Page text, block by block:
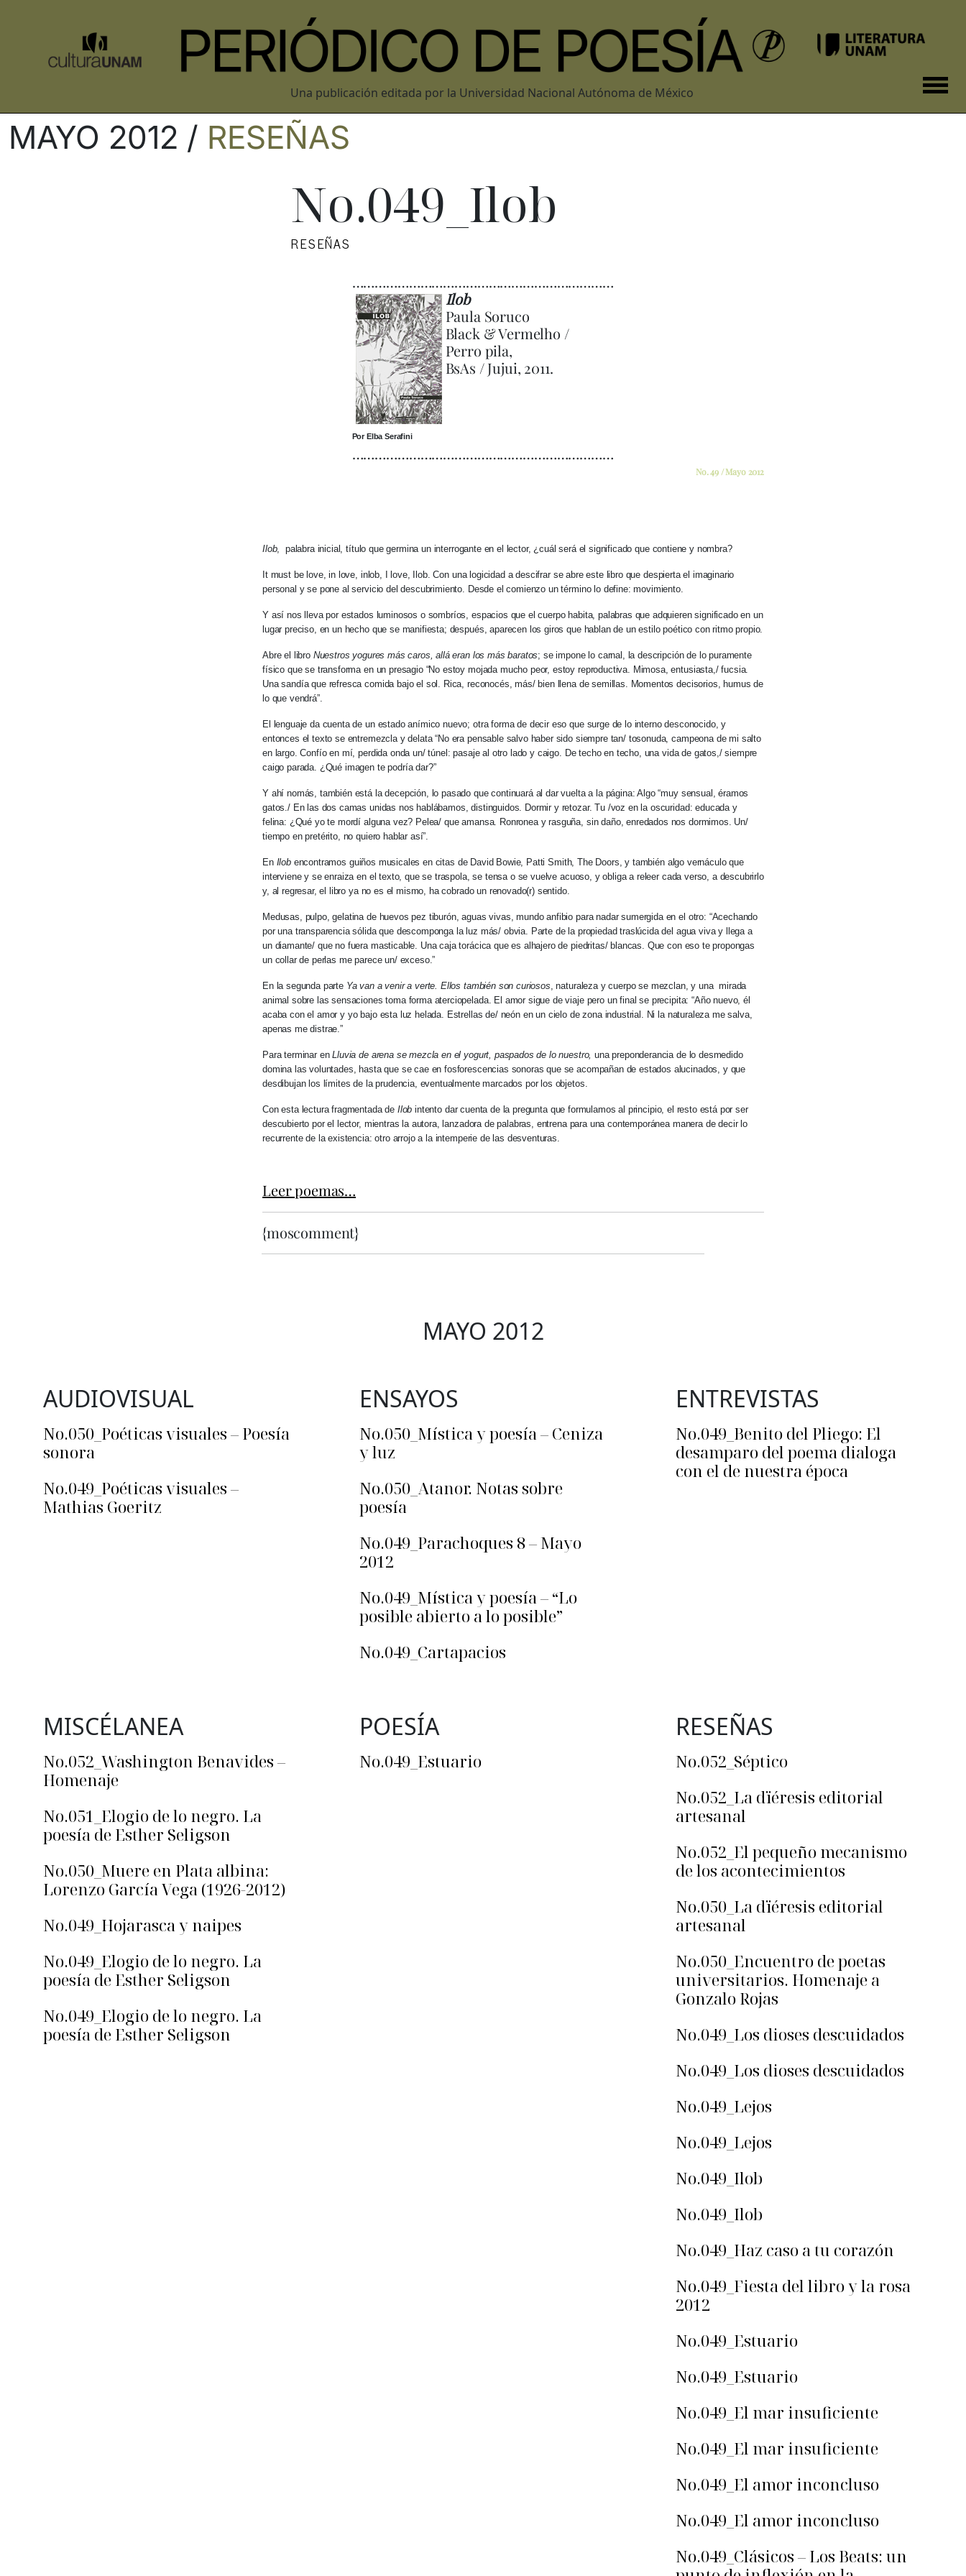
Una publicación editada por la Universidad Nacional Autónoma de México
MAYO 2012 / RESEÑAS
No.049_Ilob
RESEÑAS
……………………………………………………………
Ilob
Paula Soruco
Black & Vermelho /
Perro pila,
BsAs / Jujui, 2011.
Por Elba Serafini
……………………………………………………………
No. 49 / Mayo 2012
Ilob, palabra inicial, título que germina un interrogante en el lector, ¿cuál será el significado que contiene y nombra?
It must be love, in love, inlob, I love, Ilob. Con una logicidad a descifrar se abre este libro que despierta el imaginario
personal y se pone al servicio del descubrimiento. Desde el comienzo un término lo define: movimiento.
Y así nos lleva por estados luminosos o sombríos, espacios que el cuerpo habita, palabras que adquieren significado en un
lugar preciso, en un hecho que se manifiesta; después, aparecen los giros que hablan de un estilo poético con ritmo propio.
Abre el libro Nuestros yogures más caros, allá eran los más baratos; se impone lo carnal, la descripción de lo puramente
físico que se transforma en un presagio “No estoy mojada mucho peor, estoy reproductiva. Mimosa, entusiasta,/ fucsia.
Una sandía que refresca comida bajo el sol. Rica, reconocés, más/ bien llena de semillas. Momentos decisorios, humus de
lo que vendrá”.
El lenguaje da cuenta de un estado anímico nuevo; otra forma de decir eso que surge de lo interno desconocido, y
entonces el texto se entremezcla y delata “No era pensable salvo haber sido siempre tan/ tosonuda, campeona de mi salto
en largo. Confío en mí, perdida onda un/ túnel: pasaje al otro lado y caigo. De techo en techo, una vida de gatos,/ siempre
caigo parada. ¿Qué imagen te podría dar?”
Y ahí nomás, también está la decepción, lo pasado que continuará al dar vuelta a la página: Algo “muy sensual, éramos
gatos./ En las dos camas unidas nos hablábamos, distinguidos. Dormir y retozar. Tu /voz en la oscuridad: educada y
felina: ¿Qué yo te mordí alguna vez? Pelea/ que amansa. Ronronea y rasguña, sin daño, enredados nos dormimos. Un/
tiempo en pretérito, no quiero hablar así”.
En Ilobencontramos guiños musicales en citas de David Bowie, Patti Smith, The Doors, y también algo vernáculo que
interviene y se enraiza en el texto, que se traspola, se tensa o se vuelve acuoso, y obliga a releer cada verso, a descubrirlo
y, al regresar, el libro ya no es el mismo, ha cobrado un renovado(r) sentido.
Medusas, pulpo, gelatina de huevos pez tiburón, aguas vivas, mundo anfibio para nadar sumergida en el otro: “Acechando
por una transparencia sólida que descomponga la luz más/ obvia. Parte de la propiedad traslúcida del agua viva y llega a
un diamante/ que no fuera masticable. Una caja torácica que es alhajero de piedritas/ blancas. Que con eso te propongas
un collar de perlas me parece un/ exceso.”
En la segunda parte Ya van a venir a verte. Ellos también son curiosos , naturaleza y cuerpo se mezclan, y una mirada
animal sobre las sensaciones toma forma aterciopelada. El amor sigue de viaje pero un final se precipita: “Año nuevo, él
acaba con el amor y yo bajo esta luz helada. Estrellas de/ neón en un cielo de zona industrial. Ni la naturaleza me salva,
apenas me distrae.”
Para terminar enLluvia de arena se mezcla en el yogurt, paspados de lo nuestro,una preponderancia de lo desmedido
domina las voluntades, hasta que se cae en fosforescencias sonoras que se acompañan de estados alucinados, y que
desdibujan los límites de la prudencia, eventualmente marcados por los objetos.
Con esta lectura fragmentada de Ilob intento dar cuenta de la pregunta que formulamos al principio, el resto está por ser
descubierto por el lector, mientras la autora, lanzadora de palabras, entrena para una contemporánea manera de decir lo
recurrente de la existencia: otro arrojo a la intemperie de las desventuras.
Leer poemas…
{moscomment}
MAYO 2012
AUDIOVISUAL
No.050_Poéticas visuales – Poesía
sonora
No.049_Poéticas visuales –
Mathias Goeritz
ENSAYOS
No.050_Mística y poesía – Ceniza
y luz
No.050_Atanor. Notas sobre
poesía
No.049_Parachoques 8 – Mayo
2012
No.049_Mística y poesía – “Lo
posible abierto a lo posible”
No.049_Cartapacios
ENTREVISTAS
No.049_Benito del Pliego: El
desamparo del poema dialoga
con el de nuestra época
MISCÉLANEA
No.052_Washington Benavides –
Homenaje
No.051_Elogio de lo negro. La
poesía de Esther Seligson
No.050_Muere en Plata albina:
Lorenzo García Vega (1926-2012)
No.049_Hojarasca y naipes
No.049_Elogio de lo negro. La
poesía de Esther Seligson
No.049_Elogio de lo negro. La
poesía de Esther Seligson
POESÍA
No.049_Estuario
RESEÑAS
No.052_Séptico
No.052_La dïéresis editorial
artesanal
No.052_El pequeño mecanismo
de los acontecimientos
No.050_La dïéresis editorial
artesanal
No.050_Encuentro de poetas
universitarios. Homenaje a
Gonzalo Rojas
No.049_Los dioses descuidados
No.049_Los dioses descuidados
No.049_Lejos
No.049_Lejos
No.049_Ilob
No.049_Ilob
No.049_Haz caso a tu corazón
No.049_Fiesta del libro y la rosa
2012
No.049_Estuario
No.049_Estuario
No.049_El mar insuficiente
No.049_El mar insuficiente
No.049_El amor inconcluso
No.049_El amor inconcluso
No.049_Clásicos – Los Beats: un